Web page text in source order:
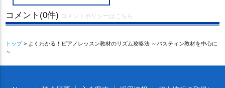
コメント(0件) コメントポリシーはこちら
トップ> よくわかる！ピアノレッスン教材のリズム攻略法 ～バスティン教材を中心に
～